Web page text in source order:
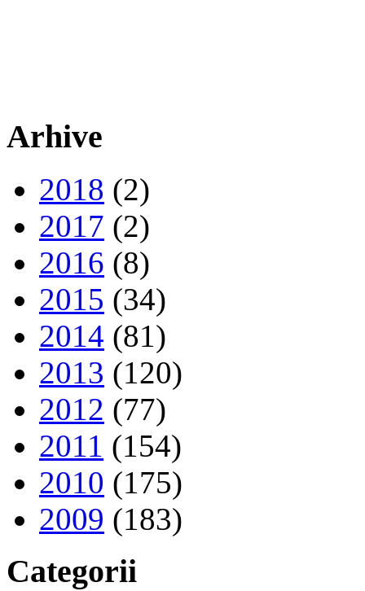
Arhive
2018 (2)
2017 (2)
2016 (8)
2015 (34)
2014 (81)
2013 (120)
2012 (77)
2011 (154)
2010 (175)
2009 (183)
Categorii